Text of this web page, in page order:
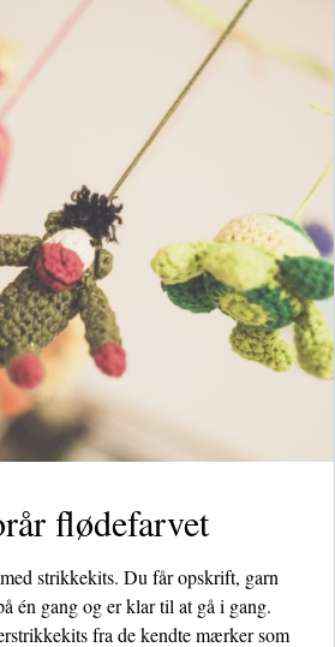
flødefarvet
strikkekits. Du får opskrift, garn
én gang og er klar til at gå i gang.
fra de kendte mærker som